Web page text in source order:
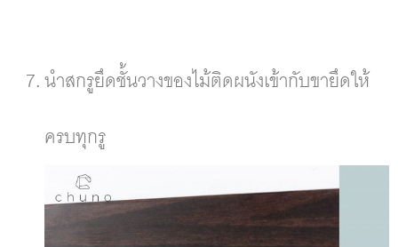
นำสกรูยึดชั้นวางของไม้ติดผนังเข้ากับขายึดให้
ครบทุกรู